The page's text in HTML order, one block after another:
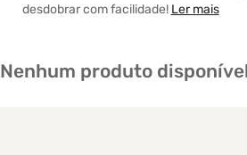
desdobrar com facilidade! Ler mais
Nenhum produto